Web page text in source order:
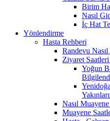
Birim
Nasıl
İç Hat
Yönlendirme
Hasta Rehberi
Randevu Nasıl
Ziyaret
Yoğun
Nasıl
Muayene